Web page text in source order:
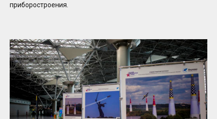
приборостроения.